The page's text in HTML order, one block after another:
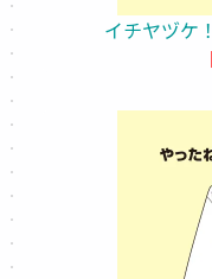
イチヤヅケ